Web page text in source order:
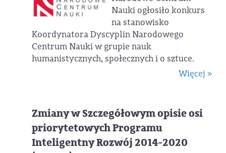
Nauki ogłosiło konkurs
na stanowisko
Koordynatora Dyscyplin Narodowego
Centrum Nauki w grupie nauk
humanistycznych, społecznych i o sztuce.
Więcej »
Zmiany w Szczegółowym opisie osi
priorytetowych Programu
Inteligentny Rozwój 2014-2020